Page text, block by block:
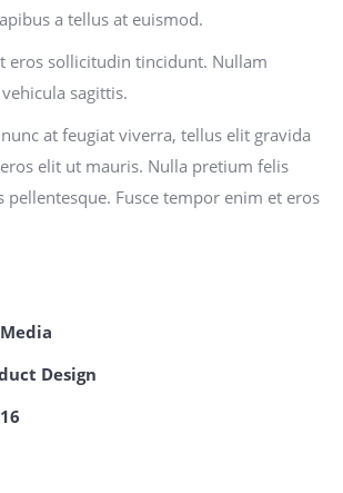
a tellus at euismod.
eros sollicitudin tincidunt. Nullam
sagittis.
at feugiat viverra, tellus elit gravida
elit ut mauris. Nulla pretium felis
Fusce tempor enim et eros
Design